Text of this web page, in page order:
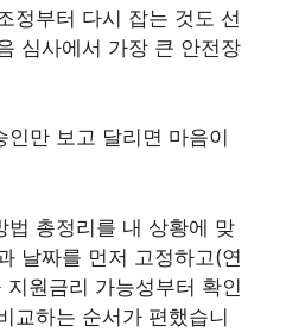
정부터 다시 잡는 것도 선
심사에서 가장 큰 안전장
만 보고 달리면 마음이
법 총정리를 내 상황에 맞
날짜를 먼저 고정하고(연
원금리 가능성부터 확인
교하는 순서가 편했습니